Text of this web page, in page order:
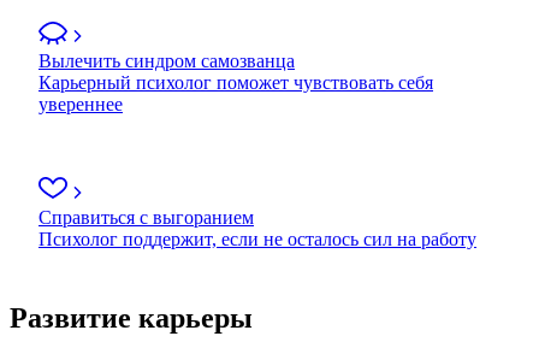
Вылечить синдром самозванца
Карьерный психолог поможет чувствовать себя
увереннее
Справиться с выгоранием
Психолог поддержит, если не осталось сил на работу
Развитие карьеры